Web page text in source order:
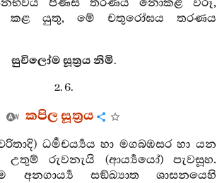
පිණිස තරණය නොකළ විරූ,
කළ යුතු, මේ චතුරෝඝය තරණය
සුචිලෝම සූත්‍රය නිමි.
2. 6.
කපිල සූත්‍රය
ධර්‍මචර්‍ය්‍යය හා මගබඹසර හා යන
රුවනැයි (ආර්‍ය්‍යයෝ) පැවසූහ.
සඞ්ඛ්‍යාත ශාසනයෙහි